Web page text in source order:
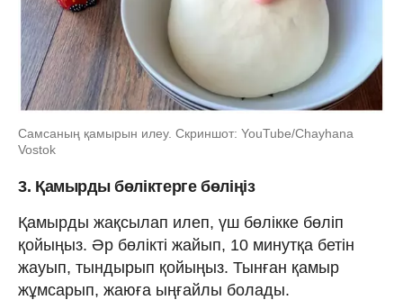
Самсаның қамырын илеу. Скриншот: YouTube/Chayhana
Vostok
3. Қамырды бөліктерге бөліңіз
Қамырды жақсылап илеп, үш бөлікке бөліп
қойыңыз. Әр бөлікті жайып, 10 минутқа бетін
жауып, тындырып қойыңыз. Тынған қамыр
жұмсарып, жаюға ыңғайлы болады.